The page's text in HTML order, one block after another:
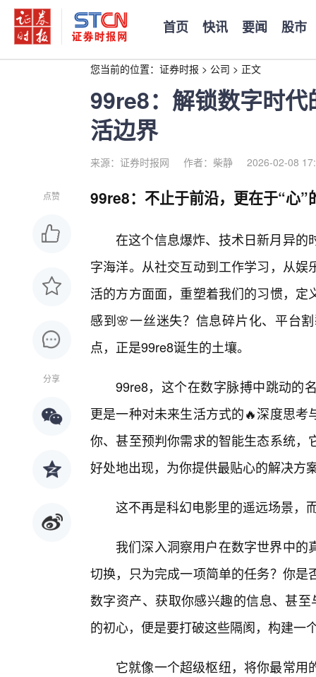
首页 快讯 要闻 股市
您当前的位置： 证券时报 > 公司 > 正文
99re8：解锁数字时
活边界
来源：证券时报网 作者：柴静 2026-02-08
点赞
分享
99re8：不止于前沿，更在于“心”
在这个信息爆炸、技术日新月异的
字海洋。从社交互动到工作学习，从
活的方方面面，重塑着我们的习惯，
感到🌸一丝迷失？信息碎片化、平台
点，正是99re8诞生的土壤。
99re8，这个在数字脉搏中跳动的
更是一种对未来生活方式的🔥深度思
你、甚至预判你需求的智能生态系统
好处地出现，为你提供最贴心的解决方
这不再是科幻电影里的遥远场景，
我们深入洞察用户在数字世界中
切换，只为完成一项简单的任务？你
数字资产、获取你感兴趣的信息、甚
的初心，便是要打破这些隔阂，构建一
它就像一个超级枢纽，将你最常